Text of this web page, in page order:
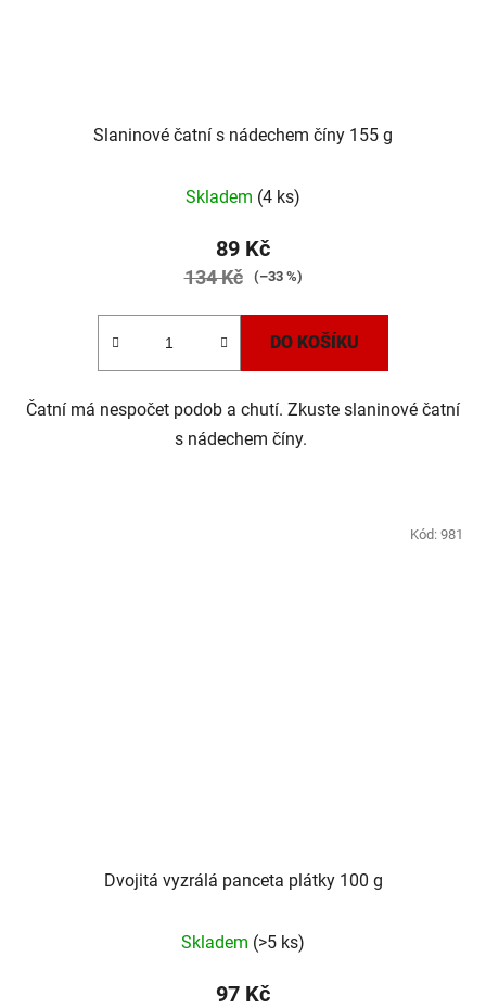
Slaninové čatní s nádechem číny 155 g
Skladem (4 ks)
89 Kč
134 Kč (–33 %)
DO KOŠÍKU
Čatní má nespočet podob a chutí. Zkuste slaninové čatní
s nádechem číny.
Dvojitá vyzrálá panceta plátky 100 g
Skladem (>5 ks)
97 Kč
Kód: 981